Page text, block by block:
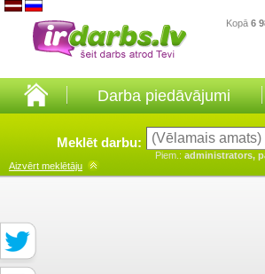
Kopā 6
Darba piedāvājumi
Meklēt darbu:
Piem.: administrators,
Aizvērt meklētāju